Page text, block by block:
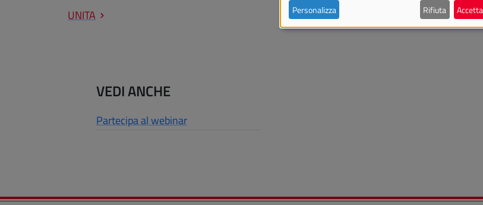
UNITA
VEDI ANCHE
Partecipa al webinar
Personalizza Rifiuta